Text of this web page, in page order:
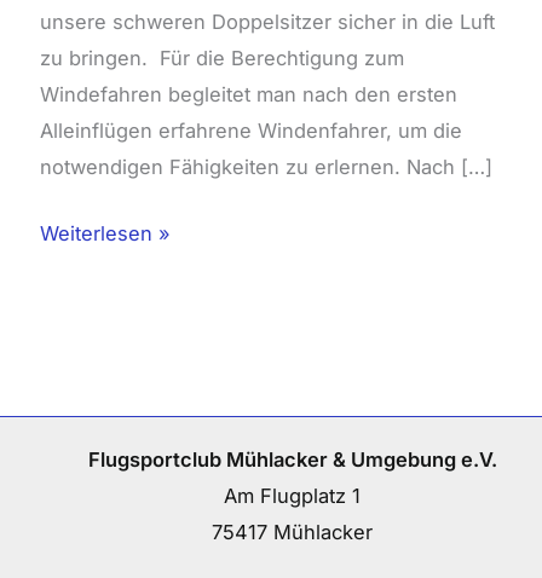
unsere schweren Doppelsitzer sicher in die Luft
zu bringen. Für die Berechtigung zum
Windefahren begleitet man nach den ersten
Alleinflügen erfahrene Windenfahrer, um die
notwendigen Fähigkeiten zu erlernen. Nach […]
Weiterlesen »
Flugsportclub Mühlacker & Umgebung e.V.
Am Flugplatz 1
75417 Mühlacker